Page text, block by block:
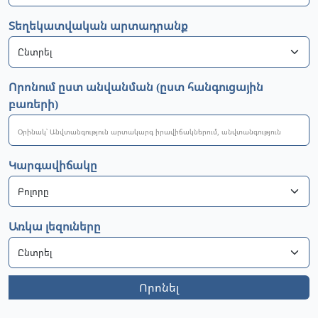
Տեղեկատվական արտադրանք
Որոնում ըստ անվանման (ըստ հանգուցային
բառերի)
Կարգավիճակը
Առկա լեզուները
Որոնել